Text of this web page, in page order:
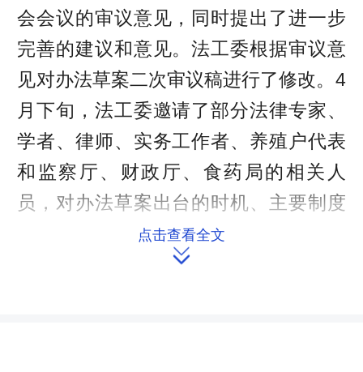
会会议的审议意见，同时提出了进一步
完善的建议和意见。法工委根据审议意
见对办法草案二次审议稿进行了修改。4
月下旬，法工委邀请了部分法律专家、
学者、律师、实务工作者、养殖户代表
和监察厅、财政厅、食药局的相关人
员，对办法草案出台的时机、主要制度
规范的可行性、实施后的社会效果和办
法草案的廉洁性进行了论证评估。会
点击查看全文
